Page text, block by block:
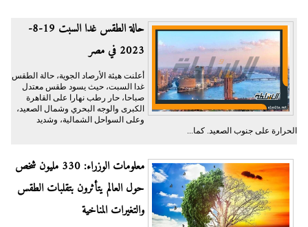
حالة الطقس غدا السبت 19-8-
2023 في مصر
أعلنت هيئة الأرصاد الجوية، حالة الطقس
غدا السبت، حيث يسود طقس معتدل
صباحا، حار رطب نهارا على القاهرة
الكبرى والوجه البحري وشمال الصعيد،
وعلى السواحل الشمالية، وشديد
الحرارة على جنوب الصعيد. كما...
معلومات الوزراء: 330 مليون شخص
حول العالم يتأثرون بتقلبات الطقس
والتغيرات المناخية